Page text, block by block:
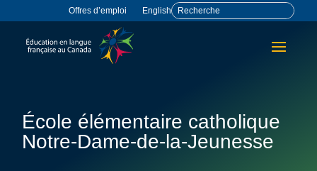
Offres d’emploi English
École élémentaire catholique
Notre-Dame-de-la-Jeunesse